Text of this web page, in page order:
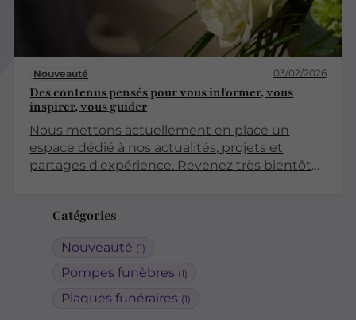
Catégories
Nouveauté (1)
Pompes funèbres (1)
Plaques funéraires (1)
Nouveauté 03/02/2026
Des contenus pensés pour vous informer, vous
inspirer, vous guider
Nous mettons actuellement en place un
espace dédié à nos actualités, projets et
partages d'expérience. Revenez très bientôt